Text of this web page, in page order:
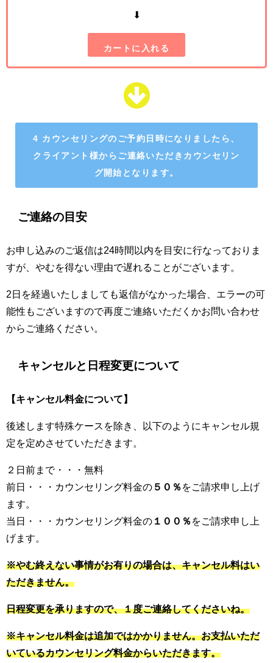
⬇︎
カートに入れる
4 カウンセリングのご予約日時になりましたら、
クライアント様からご連絡いただきカウンセリン
グ開始となります。
ご連絡の目安
お申し込みのご返信は24時間以内を目安に行なっておりま
すが、やむを得ない理由で遅れることがございます。
2日を経過いたしましても返信がなかった場合、エラーの可
能性もございますので再度ご連絡いただくかお問い合わせ
からご連絡ください。
キャンセルと日程変更について
【キャンセル料金について】
後述します特殊ケースを除き、以下のようにキャンセル規
定を定めさせていただきます。
２日前まで・・・無料
前日・・・カウンセリング料金の ５０％ をご請求申し上げ
ます。
当日・・・カウンセリング料金の １００％ をご請求申し上
げます。
※やむ終えない事情がお有りの場合は、キャンセル料はい
ただきません。
日程変更を承りますので、１度ご連絡してくださいね。
※キャンセル料金は追加ではかかりません。お支払いただ
いているカウンセリング料金からいただきます。